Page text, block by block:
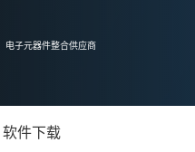
电子元器件整合供应商
软件下载